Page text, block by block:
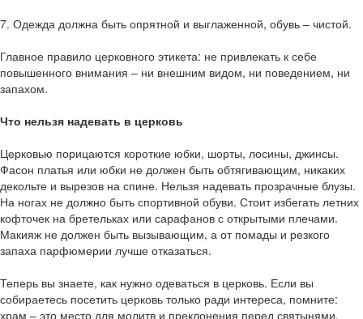
7. Одежда должна быть опрятной и выглаженной, обувь – чистой.
Главное правило церковного этикета: не привлекать к себе
повышенного внимания – ни внешним видом, ни поведением, ни
запахом.
Что нельзя надевать в церковь
Церковью порицаются короткие юбки, шорты, лосины, джинсы.
Фасон платья или юбки не должен быть обтягивающим, никаких
декольте и вырезов на спине. Нельзя надевать прозрачные блузы.
На ногах не должно быть спортивной обуви. Стоит избегать летних
кофточек на бретельках или сарафанов с открытыми плечами.
Макияж не должен быть вызывающим, а от помады и резкого
запаха парфюмерии лучше отказаться.
Теперь вы знаете, как нужно одеваться в церковь. Если вы
собираетесь посетить церковь только ради интереса, помните:
храм – это место для молитв и преклонения перед святынями.